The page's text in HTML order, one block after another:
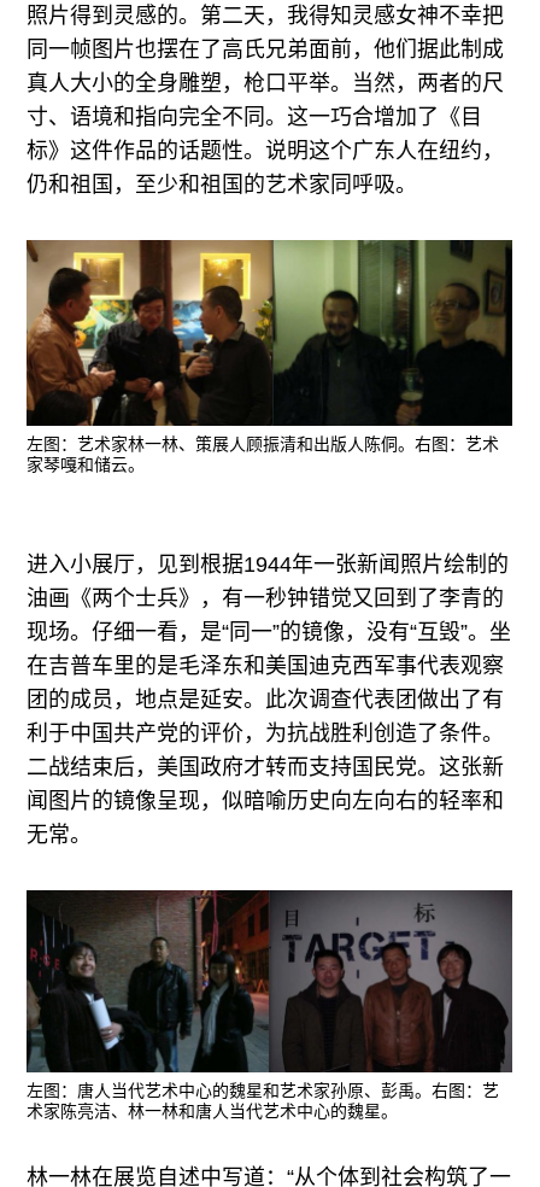
照片得到灵感的。第二天，我得知灵感女神不幸把
同一帧图片也摆在了高氏兄弟面前，他们据此制成
真人大小的全身雕塑，枪口平举。当然，两者的尺
寸、语境和指向完全不同。这一巧合增加了《目
标》这件作品的话题性。说明这个广东人在纽约，
仍和祖国，至少和祖国的艺术家同呼吸。
左图：艺术家林一林、策展人顾振清和出版人陈侗。右图：艺术
家琴嘎和储云。
进入小展厅，见到根据1944年一张新闻照片绘制的
油画《两个士兵》，有一秒钟错觉又回到了李青的
现场。仔细一看，是“同一”的镜像，没有“互毁”。坐
在吉普车里的是毛泽东和美国迪克西军事代表观察
团的成员，地点是延安。此次调查代表团做出了有
利于中国共产党的评价，为抗战胜利创造了条件。
二战结束后，美国政府才转而支持国民党。这张新
闻图片的镜像呈现，似暗喻历史向左向右的轻率和
无常。
左图：唐人当代艺术中心的魏星和艺术家孙原、彭禹。右图：艺
术家陈亮洁、林一林和唐人当代艺术中心的魏星。
林一林在展览自述中写道：“从个体到社会构筑了一